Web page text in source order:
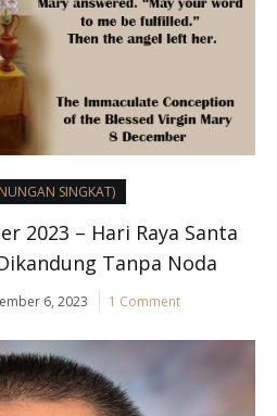
SINGKAT)
2023 – Hari Raya Santa
Tanpa Noda
6, 2023 1 Comment